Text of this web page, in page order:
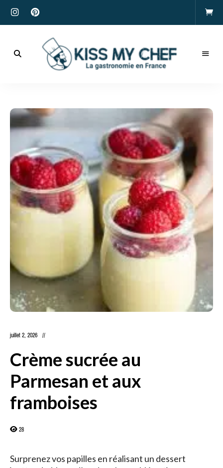
My
Chef
juillet 2, 2026
Crème sucrée au
Parmesan et aux
framboises
28
Surprenez vos papilles en réalisant un dessert